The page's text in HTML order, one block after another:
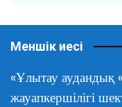
Меншік иесі
«Ұлытау аудандық
жауапкершілігі